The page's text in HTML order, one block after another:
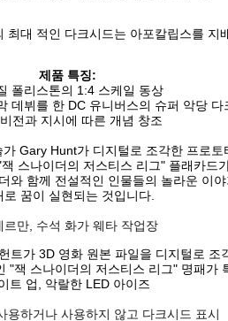
대 적인 다크시드는 아포칼립스를 지
제품 특징:
폴리스톤의 1:4 스케일 동상
데뷔를 한 DC 유니버스의 슈퍼 악당
전과 지시에 따른 개념 창조
Gary Hunt가 디지털로 조각한 프로토
스나이더의 저스티스 리그" 플래카드
함께 전설적인 인물들의 놀라운 이
로 꿈이 실현되는 것입니다.
르만, 수석 화가 웨타 작업장
트가 3D 영화 원본 파일을 디지털로 조
잭 스나이더의 저스티스 리그" 명패가
트 업, 악랄한 LED 아이즈
용하거나 사용하지 않고 다크시드 표시